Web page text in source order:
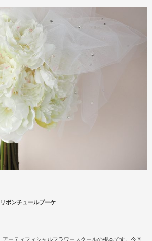
ボンチュールブーケ
ーティフィシャルフラワースクールの根本です。今回